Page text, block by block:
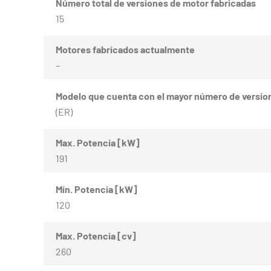
Número total de versiones de motor fabricadas
15
Motores fabricados actualmente
–
Modelo que cuenta con el mayor número de
(ER)
Max. Potencia [kW]
191
Mín. Potencia [kW]
120
Max. Potencia [cv]
260